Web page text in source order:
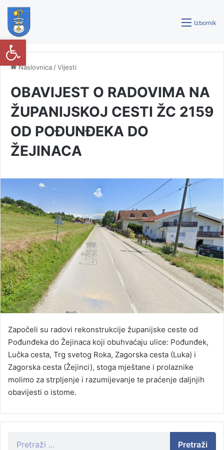
Izbornik
Naslovnica /Vijesti
OBAVIJEST O RADOVIMA NA
ŽUPANIJSKOJ CESTI ŽC 2159
OD POĐUNĐEKA DO
ŽEJINACA
Započeli su radovi rekonstrukcije županijske ceste od
Pođunđeka do Žejinaca koji obuhvaćaju ulice: Pođunđek,
Lučka cesta, Trg svetog Roka, Zagorska cesta (Luka) i
Zagorska cesta (Žejinci), stoga mještane i prolaznike
molimo za strpljenje i razumijevanje te praćenje daljnjih
obavijesti o istome.
Pretraži
Open toolbar